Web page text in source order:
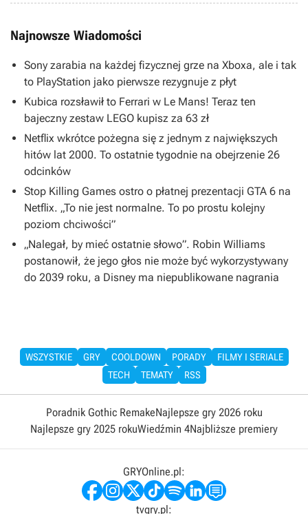
Najnowsze Wiadomości
Sony zarabia na każdej fizycznej grze na Xboxa, ale i tak
to PlayStation jako pierwsze rezygnuje z płyt
Kubica rozsławił to Ferrari w Le Mans! Teraz ten
bajeczny zestaw LEGO kupisz za 63 zł
Netflix wkrótce pożegna się z jednym z największych
hitów lat 2000. To ostatnie tygodnie na obejrzenie 26
odcinków
Stop Killing Games ostro o płatnej prezentacji GTA 6 na
Netflix. „To nie jest normalne. To po prostu kolejny
poziom chciwości”
„Nalegał, by mieć ostatnie słowo”. Robin Williams
postanowił, że jego głos nie może być wykorzystywany
do 2039 roku, a Disney ma niepublikowane nagrania
WSZYSTKIE GRY COOLDOWN PORADY
FILMY I SERIALE
TECH
TEMATY RSS
Poradnik Gothic RemakeNajlepsze gry 2026 roku
Najlepsze gry 2025 rokuWiedźmin 4Najbliższe premiery
GRYOnline.pl:
tvgry.pl: